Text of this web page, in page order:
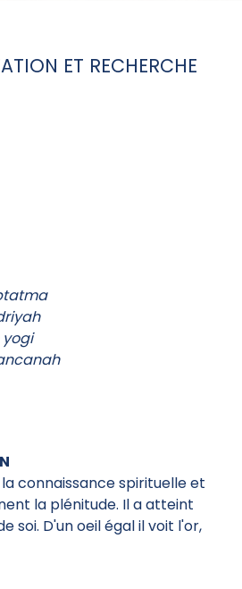
ET RECHERCHE
connaissance spirituelle et
la plénitude. Il a atteint
soi. D'un oeil égal il voit l'or,